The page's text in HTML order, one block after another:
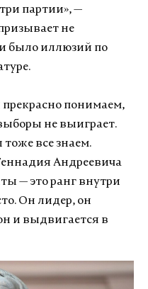
партии», —
не
было иллюзий по
понимаем,
не выиграет.
все знаем.
Андреевича
— это ранг внутри
Он лидер, он
и выдвигается в